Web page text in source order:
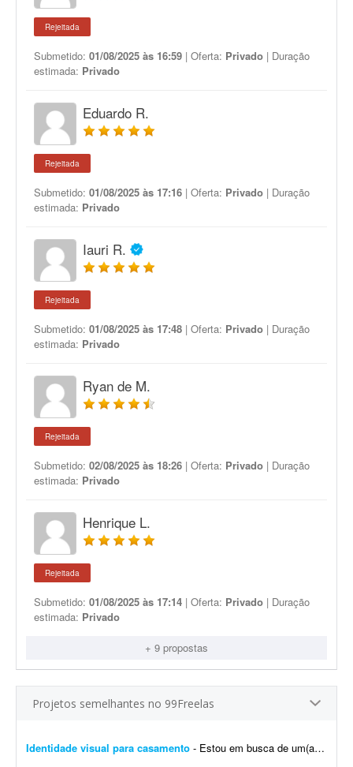
Rejeitada
Submetido: 01/08/2025 às 16:59 | Oferta: Privado | Duração
estimada: Privado
Eduardo R.
Rejeitada
Submetido: 01/08/2025 às 17:16 | Oferta: Privado | Duração
estimada: Privado
Iauri R.
Rejeitada
Submetido: 01/08/2025 às 17:48 | Oferta: Privado | Duração
estimada: Privado
Ryan de M.
Rejeitada
Submetido: 02/08/2025 às 18:26 | Oferta: Privado | Duração
estimada: Privado
Henrique L.
Rejeitada
Submetido: 01/08/2025 às 17:14 | Oferta: Privado | Duração
estimada: Privado
+ 9 propostas
Projetos semelhantes no 99Freelas
Identidade visual para casamento - Estou em busca de um(a) designer para desenvolver a identidade visual para o meu casamento. O estilo será inspirado no universo medieval/encantado; temos como referência O Senhor dos A...